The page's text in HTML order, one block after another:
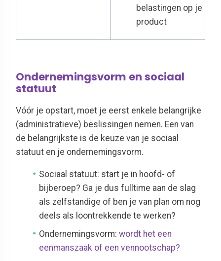
belastingen op je
product
Ondernemingsvorm en sociaal
statuut
Vóór je opstart, moet je eerst enkele belangrijke
(administratieve) beslissingen nemen. Een van
de belangrijkste is de keuze van je sociaal
statuut en je ondernemingsvorm.
Sociaal statuut: start je in hoofd- of
bijberoep? Ga je dus fulltime aan de slag
als zelfstandige of ben je van plan om nog
deels als loontrekkende te werken?
Ondernemingsvorm:wordt het een
eenmanszaak of een vennootschap?